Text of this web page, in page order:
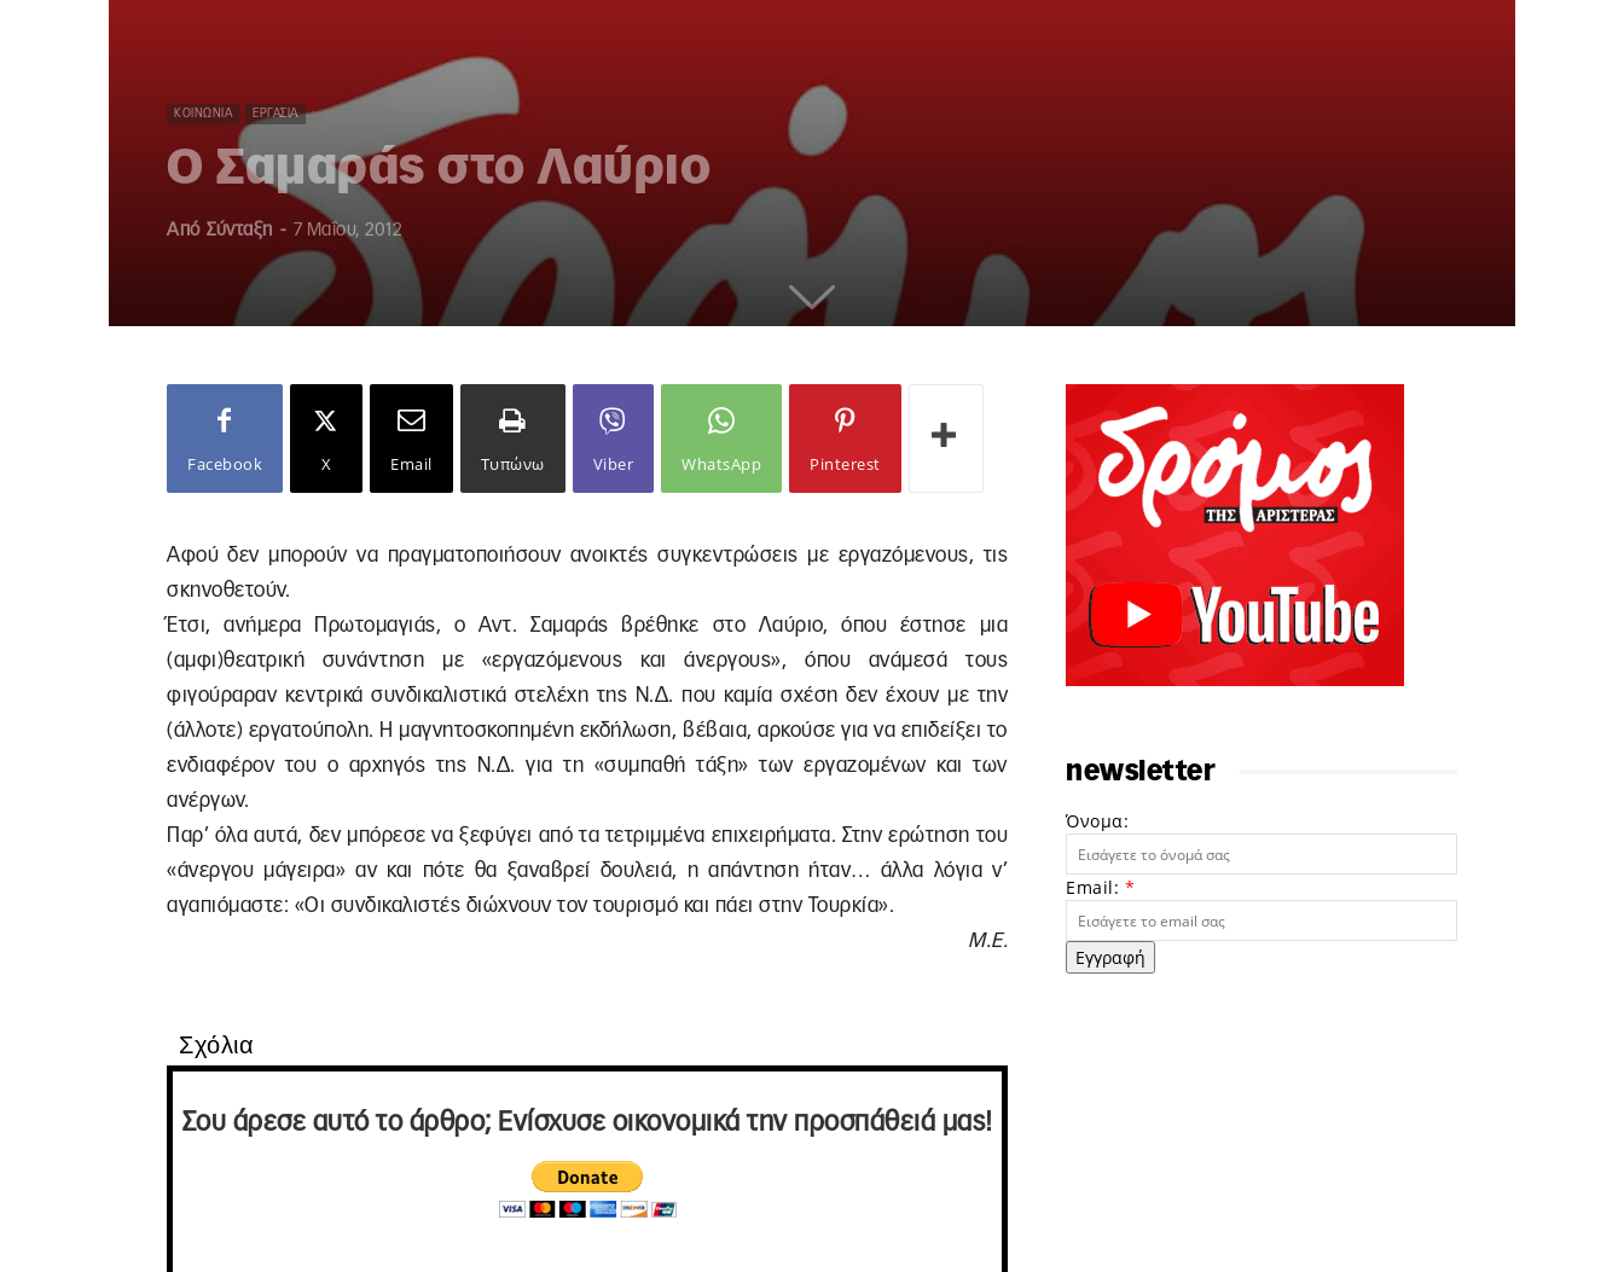
ΚΟΙΝΩΝΊΑ ΕΡΓΑΣΊΑ
O Σαμαράς στο Λαύριο
Από Σύνταξη - 7 Μαΐου, 2012
Facebook X Email Τυπώνω Viber WhatsApp Pinterest
Αφού δεν μπορούν να πραγματοποιήσουν ανοικτές συγκεντρώσεις με εργαζόμενους, τις
σκηνοθετούν.
Έτσι, ανήμερα Πρωτομαγιάς, ο Αντ. Σαμαράς βρέθηκε στο Λαύριο, όπου έστησε μια
(αμφι)θεατρική συνάντηση με «εργαζόμενους και άνεργους», όπου ανάμεσά τους
φιγούραραν κεντρικά συνδικαλιστικά στελέχη της Ν.Δ. που καμία σχέση δεν έχουν με την
(άλλοτε) εργατούπολη. Η μαγνητοσκοπημένη εκδήλωση, βέβαια, αρκούσε για να επιδείξει το
ενδιαφέρον του ο αρχηγός της Ν.Δ. για τη «συμπαθή τάξη» των εργαζομένων και των
ανέργων.
Παρ’ όλα αυτά, δεν μπόρεσε να ξεφύγει από τα τετριμμένα επιχειρήματα. Στην ερώτηση του
«άνεργου μάγειρα» αν και πότε θα ξαναβρεί δουλειά, η απάντηση ήταν… άλλα λόγια ν’
αγαπιόμαστε: «Οι συνδικαλιστές διώχνουν τον τουρισμό και πάει στην Τουρκία».
Μ.Ε.
Σχόλια
Σου άρεσε αυτό το άρθρο; Ενίσχυσε οικονομικά την προσπάθειά μας!
newsletter
Όνομα:
Email: *
Εγγραφή